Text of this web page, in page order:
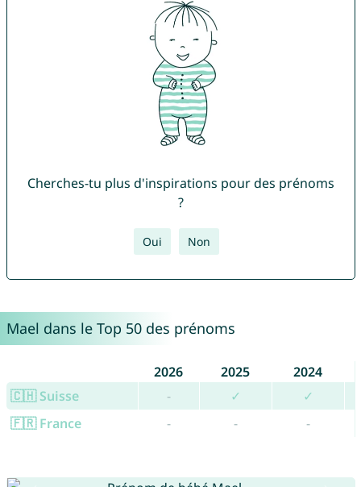
Cherches-tu plus d'inspirations pour des prénoms
?
Oui Non
Mael dans le Top 50 des prénoms
2026 2025
2024
🇨🇭 Suisse
- ✓
✓
🇫🇷 France
- - -